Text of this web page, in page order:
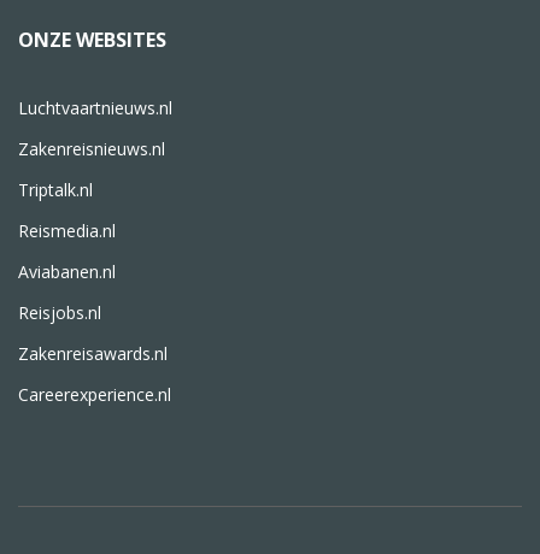
ONZE WEBSITES
Luchtvaartnieuws.nl
Zakenreisnieuws.nl
Triptalk.nl
Reismedia.nl
Aviabanen.nl
Reisjobs.nl
Zakenreisawards.nl
Careerexperience.nl